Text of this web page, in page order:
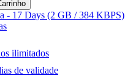
- 17 Days (2 GB / 384 KBPS)
ilimitados
de validade